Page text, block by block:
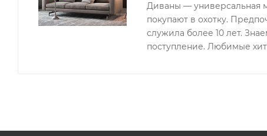
Диваны — универсальная
покупают в охотку.
служила более 10 лет.
поступление. Любимые